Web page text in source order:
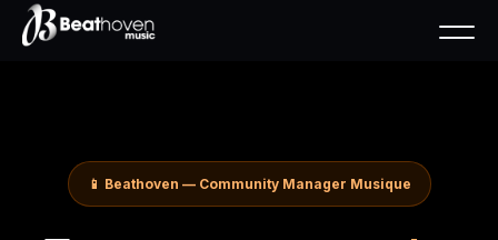
📱 Beathoven — Community Manager Musique